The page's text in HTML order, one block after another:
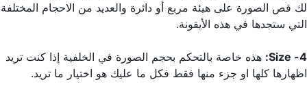
لك قص الصورة على هيئة مربع أو دائرة والعديد من الاحجام المختلفة
التي ستجدها في هذه الأيقونة.
4- Size:
هذه خاصة بالتحكم بحجم الصورة في الخلفية إذا كنت تريد
اظهارها كلها او جزء منها فقط فكل ما عليك هو اختيار ما تريد.